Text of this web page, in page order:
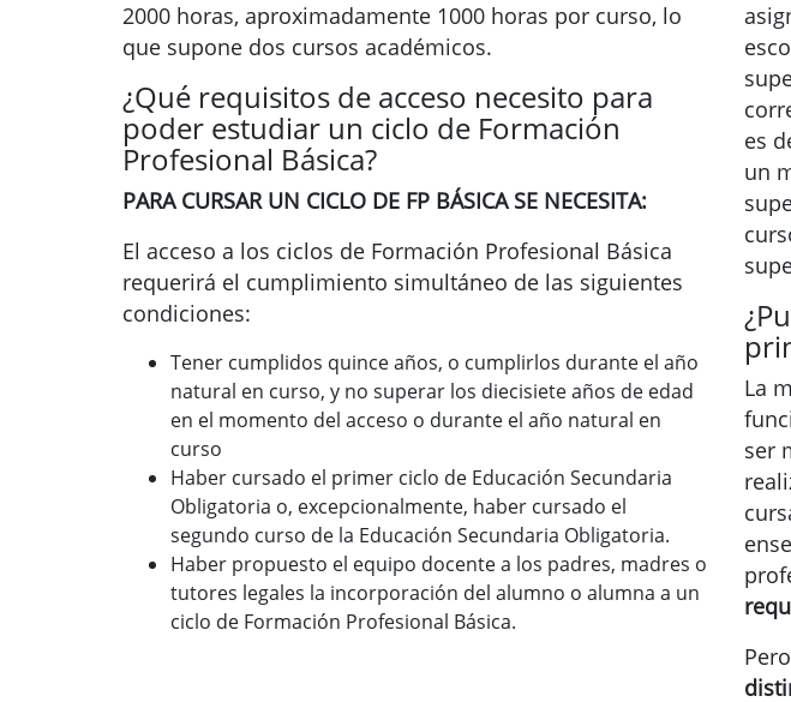
2000 horas, aproximadamente 1000 horas por curso, lo
que supone dos cursos académicos.
¿Qué requisitos de acceso necesito para
poder estudiar un ciclo de Formación
Profesional Básica?
PARA CURSAR UN CICLO DE FP BÁSICA SE NECESITA:
El acceso a los ciclos de Formación Profesional Básica
requerirá el cumplimiento simultáneo de las siguientes
condiciones:
Tener cumplidos quince años, o cumplirlos durante el año
natural en curso, y no superar los diecisiete años de edad
en el momento del acceso o durante el año natural en
curso
Haber cursado el primer ciclo de Educación Secundaria
Obligatoria o, excepcionalmente, haber cursado el
segundo curso de la Educación Secundaria Obligatoria.
Haber propuesto el equipo docente a los padres, madres o
tutores legales la incorporación del alumno o alumna a un
ciclo de Formación Profesional Básica.
es
un
La
ser